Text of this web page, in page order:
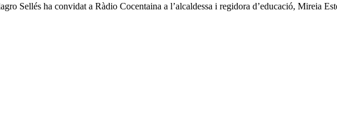
Sellés ha convidat a Ràdio Cocentaina a l’alcaldessa i regidora d’educació, Mireia